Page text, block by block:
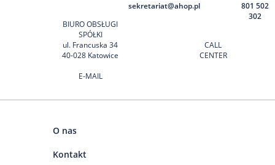
BIURO OBSŁUGI
SPÓŁKI
ul. Francuska 34
40-028 Katowice
E-MAIL
sekretariat@ahop.pl
CALL
CENTER
801 502
302
O nas
Kontakt